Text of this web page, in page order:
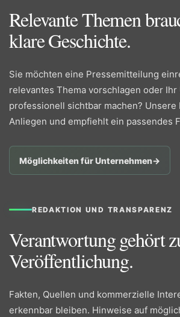
Relevante Themen
klare Geschichte.
Sie möchten eine Pressemitteilung
relevantes Thema vorschlagen oder
professionell sichtbar machen?
Anliegen und empfiehlt ein passendes
Möglichkeiten für Unternehmen→
REDAKTION UND TRANSPARENZ
Verantwortung gehört
Veröffentlichung.
Fakten, Quellen und kommerzielle
erkennbar bleiben. Hinweise auf